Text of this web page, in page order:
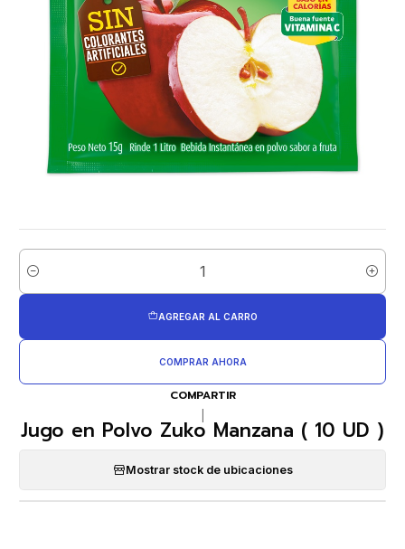
Cantidad
AGREGAR AL CARRO
COMPRAR AHORA
COMPARTIR
Jugo en Polvo Zuko Manzana ( 10 UD )
Mostrar stock de ubicaciones